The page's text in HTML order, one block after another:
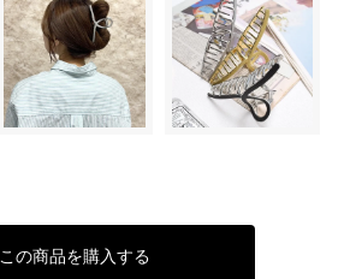
この商品を購入する